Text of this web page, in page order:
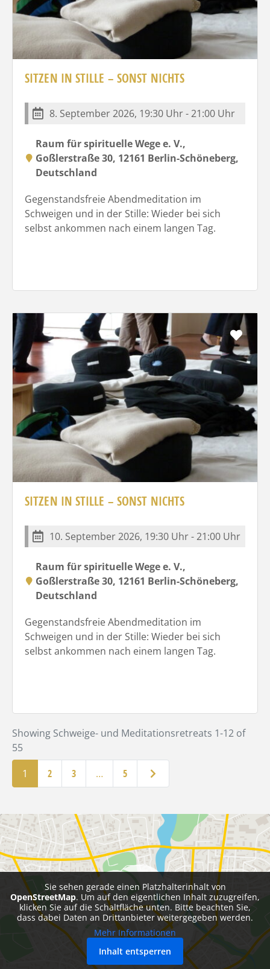
SITZEN IN STILLE – SONST NICHTS
8. September 2026, 19:30 Uhr - 21:00 Uhr
Raum für spirituelle Wege e. V.,
Goßlerstraße 30, 12161 Berlin-Schöneberg,
Deutschland
Gegenstandsfreie Abendmeditation im
Schweigen und in der Stille: Wieder bei sich
selbst ankommen nach einem langen Tag.
SITZEN IN STILLE – SONST NICHTS
10. September 2026, 19:30 Uhr - 21:00 Uhr
Raum für spirituelle Wege e. V.,
Goßlerstraße 30, 12161 Berlin-Schöneberg,
Deutschland
Gegenstandsfreie Abendmeditation im
Schweigen und in der Stille: Wieder bei sich
selbst ankommen nach einem langen Tag.
Showing Schweige- und Meditationsretreats 1-12 of
55
1
2 3 … 5 Ältere Beiträge
Sie sehen gerade einen Platzhalterinhalt von
OpenStreetMap. Um auf den eigentlichen Inhalt zuzugreifen,
klicken Sie auf die Schaltfläche unten. Bitte beachten Sie,
dass dabei Daten an Drittanbieter weitergegeben werden.
Mehr Informationen
Inhalt entsperren